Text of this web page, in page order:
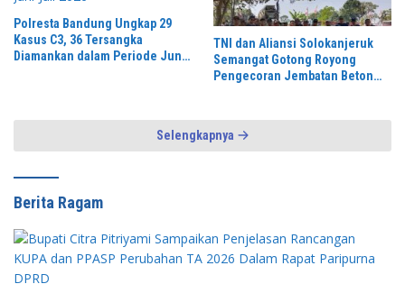
Polresta Bandung Ungkap 29
Kasus C3, 36 Tersangka
Diamankan dalam Periode Juni-
TNI dan Aliansi Solokanjeruk
Semangat Gotong Royong
Pengecoran Jembatan Beton
Selengkapnya
Berita Ragam